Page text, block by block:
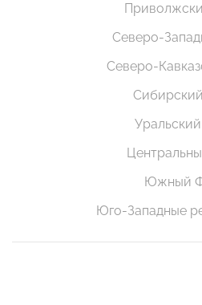
Северо-
Северо-
Южный
Юго-Западные